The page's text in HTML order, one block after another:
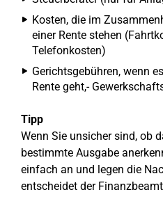
Kosten, die im
einer Rente stehen
Telefonkosten)
Gerichtsgebühren, wenn
Rente geht,-
Tipp
Wenn Sie unsicher sind, ob
bestimmte Ausgabe
einfach an und legen die
entscheidet der